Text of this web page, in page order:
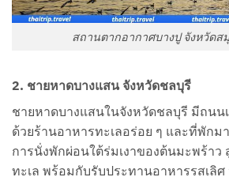
สถานตากอากาศบางปู จังหวัดส
2. ชายหาดบางแสน จังหวัดชลบุรี
ชายหาดบางแสนในจังหวัดชลบุรี มีถนน
ด้วยร้านอาหารทะเลอร่อย ๆ และที่พักม
การนั่งพักผ่อนใต้ร่มเงาของต้นมะพร้าว
ทะเล พร้อมกับรับประทานอาหารรสเลิ